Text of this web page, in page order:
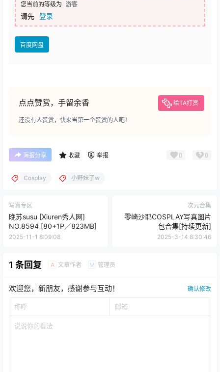
您当前的等级为 游客
请先 登录
百度网盘
点点赞赏，手留余香 给TA打赏
还没有人赞赏，快来当第一个赞赏的人吧！
海报分享 收藏 举报 0 0
Cosplay 小野妹子w
写真专区
晚苏susu [Xiuren秀人网]
NO.8594 [80+1P／823MB]
2025-11-1 8:09:08
次元合集
零崎沙耶COSPLAY写真图片
包合集[持续更新]
2025-3-14 8:30:46
1 条回复 A 文章作者 M 管理员
欢迎您，新朋友，感谢参与互动！ 确认修改